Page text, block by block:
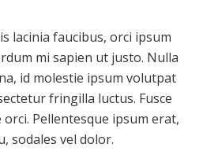
lacinia faucibus, orci ipsum
mi sapien ut justo. Nulla
id molestie ipsum volutpat
fringilla luctus. Fusce
Pellentesque ipsum erat,
sodales vel dolor.